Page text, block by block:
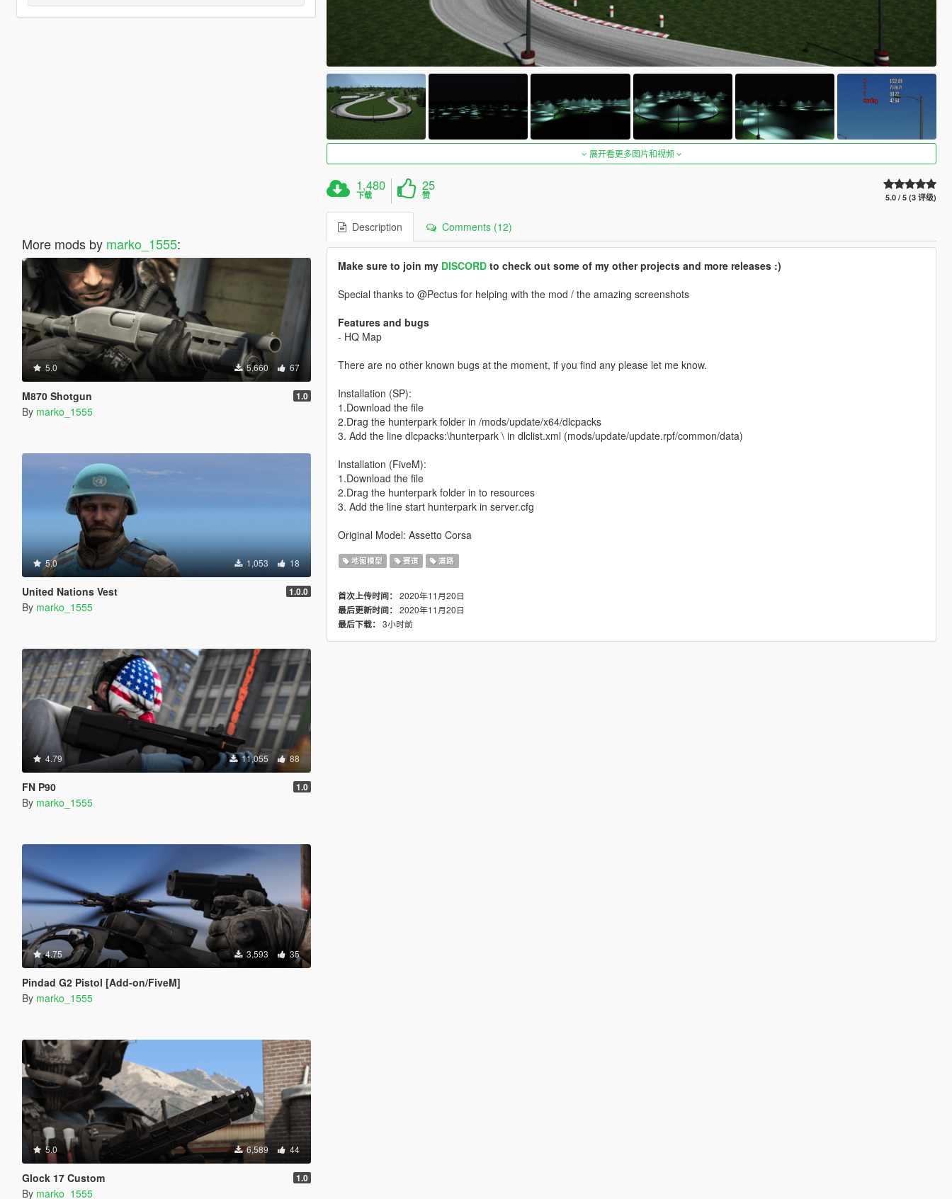
More mods by marko_1555:
5.0 5,660 67
M870 Shotgun 1.0
By marko_1555
5.0 1,053 18
United Nations Vest 1.0.0
By marko_1555
4.79 11,055 88
FN P90 1.0
By marko_1555
4.75 3,593 35
Pindad G2 Pistol [Add-on/FiveM]
By marko_1555
5.0 6,589 44
Glock 17 Custom 1.0
By marko_1555
展开看更多图片和视频
1,480
下载
25
赞 5.0 / 5 (3 评级)
Description Comments (12)
Make sure to join my DISCORDto check out some of my other projects and more releases :)
Special thanks to @Pectus for helping with the mod / the amazing screenshots
Features and bugs
- HQ Map
There are no other known bugs at the moment, if you find any please let me know.
Installation (SP):
1.Download the file
2.Drag the hunterpark folder in /mods/update/x64/dlcpacks
3. Add the line dlcpacks:\hunterpark \ in dlclist.xml (mods/update/update.rpf/common/data)
Installation (FiveM):
1.Download the file
2.Drag the hunterpark folder in to resources
3. Add the line start hunterpark in server.cfg
Original Model: Assetto Corsa
地图模型 赛道 道路
首次上传时间： 2020年11月20日
最后更新时间： 2020年11月20日
最后下载： 3小时前